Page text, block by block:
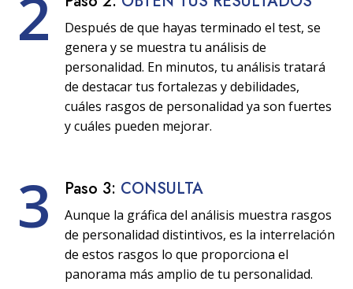
2
Después de que hayas terminado el test, se
genera y se muestra tu análisis de
personalidad. En minutos, tu análisis tratará
de destacar tus fortalezas y debilidades,
cuáles rasgos de personalidad ya son fuertes
y cuáles pueden mejorar.
3 Paso 3: CONSULTA
Aunque la gráfica del análisis muestra rasgos
de personalidad distintivos, es la interrelación
de estos rasgos lo que proporciona el
panorama más amplio de tu personalidad.